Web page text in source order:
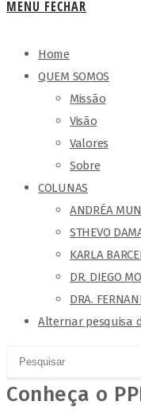
MENU FECHAR
Home
QUEM SOMOS
Missão
Visão
Valores
Sobre
COLUNAS
ANDRÉA
STHEVO
KARLA
DR. DIEGO
DRA.
Alternar pesquisa
Conheça o